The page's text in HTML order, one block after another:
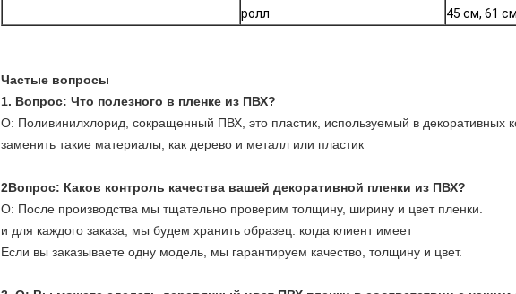
ролл
45 см, 61
Частые вопросы
1. Вопрос: Что полезного в пленке из ПВХ?
О: Поливинилхлорид, сокращенный ПВХ, это пластик, используемый в декоративных
заменить такие материалы, как дерево и металл или пластик
2Вопрос: Каков контроль качества вашей декоративной пленки из ПВХ?
О: После производства мы тщательно проверим толщину, ширину и цвет пленки.
и для каждого заказа, мы будем хранить образец. когда клиент имеет
Если вы заказываете одну модель, мы гарантируем качество, толщину и цвет.